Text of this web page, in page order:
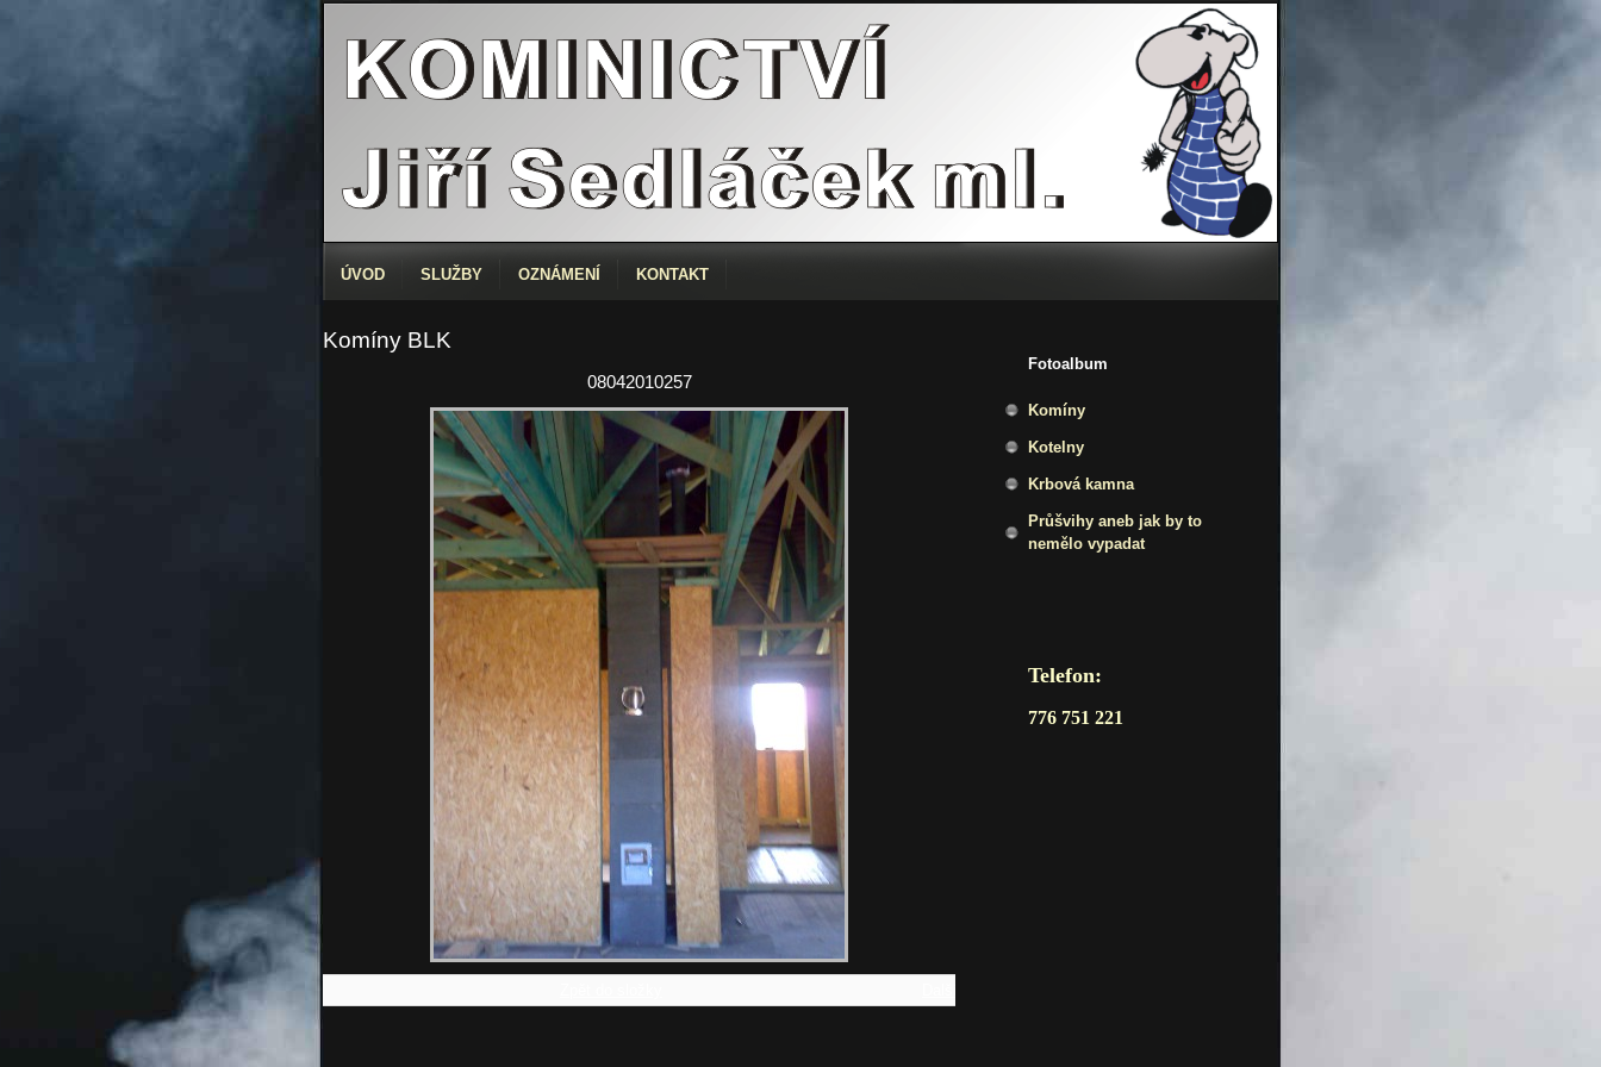
ÚVOD SLUŽBY OZNÁMENÍ KONTAKT
Fotoalbum
Komíny
Kotelny
Krbová kamna
Průšvihy aneb jak by to
nemělo vypadat
Telefon:
776 751 221
Komíny BLK
08042010257